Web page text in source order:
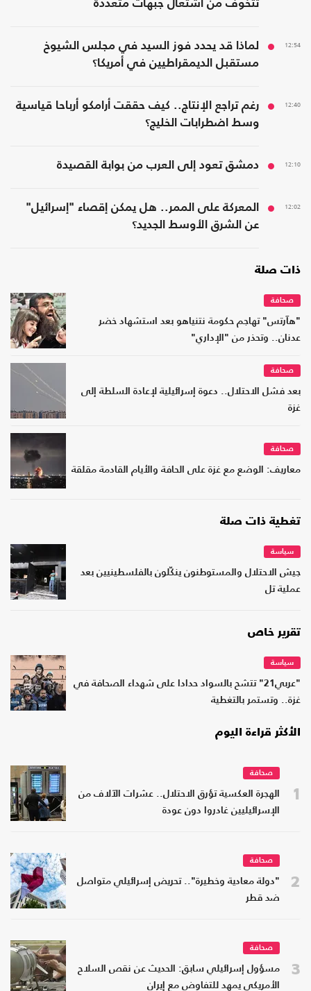
تتخوف من اشتعال جبهات متعددة
12:54
لماذا قد يحدد فوز السيد في مجلس الشيوخ
مستقبل الديمقراطيين في أمريكا؟
12:40
رغم تراجع الإنتاج.. كيف حققت أرامكو أرباحا قياسية
وسط اضطرابات الخليج؟
12:10 دمشق تعود إلى العرب من بوابة القصيدة
12:02
المعركة على الممر.. هل يمكن إقصاء "إسرائيل"
عن الشرق الأوسط الجديد؟
ذات صلة
صحافة
"هآرتس" تهاجم حكومة نتنياهو بعد استشهاد خضر
عدنان.. وتحذر من "الإداري"
صحافة
بعد فشل الاحتلال.. دعوة إسرائيلية لإعادة السلطة إلى
غزة
صحافة
معاريف: الوضع مع غزة على الحافة والأيام القادمة مقلقة
تغطية ذات صلة
سياسة
جيش الاحتلال والمستوطنون ينكّلون بالفلسطينيين بعد
عملية تل
تقرير خاص
سياسة
"عربي21" تتشح بالسواد حدادا على شهداء الصحافة في
غزة.. وتستمر بالتغطية
الأكثر قراءة اليوم
1
صحافة
الهجرة العكسية تؤرق الاحتلال.. عشرات الآلاف من
الإسرائيليين غادروا دون عودة
2
صحافة
"دولة معادية وخطيرة".. تحريض إسرائيلي متواصل
ضد قطر
3
صحافة
مسؤول إسرائيلي سابق: الحديث عن نقص السلاح
الأمريكي يمهد للتفاوض مع إيران